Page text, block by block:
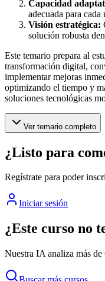
Capacidad
adecuada para cada
Visión estratégica:
solución robusta
Este temario prepara al
transformación digital,
implementar mejoras
optimizando el tiempo y
soluciones tecnológicas
Ver temario completo
¿Listo para
Regístrate para poder
Iniciar sesión
¿Este curso no
Nuestra IA analiza más de